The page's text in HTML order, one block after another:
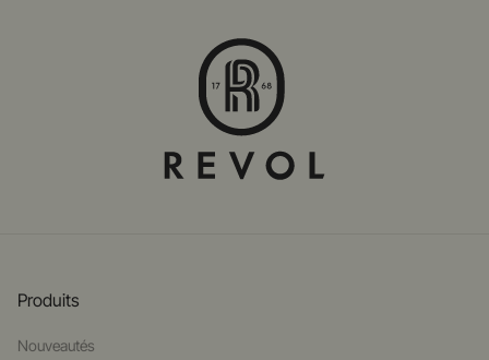
Produits
Nouveautés